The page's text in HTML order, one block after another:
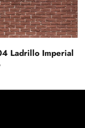
Ladrillo Imperial